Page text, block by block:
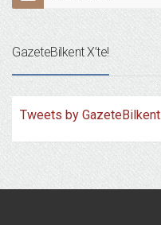
GazeteBilkent X’te!
Tweets by GazeteBilkent